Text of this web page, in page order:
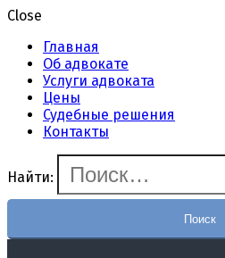
Close
Главная
Об адвокате
Услуги адвоката
Цены
Судебные решения
Контакты
Найти: